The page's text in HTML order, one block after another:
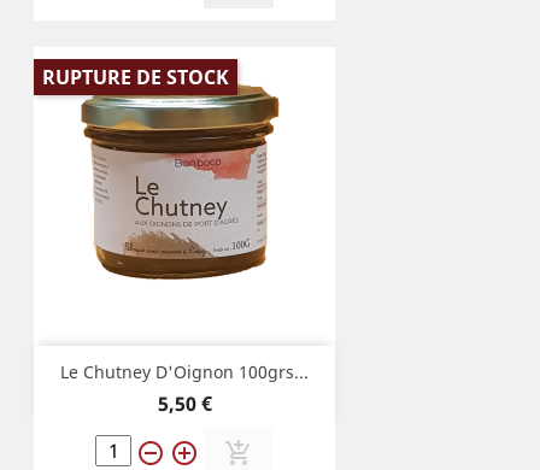
Le Chutney D'Oignon 100grs...
Prix
5,50 €
remove_circle_outline add_circle_outline add_shopping_cart
RUPTURE DE STOCK